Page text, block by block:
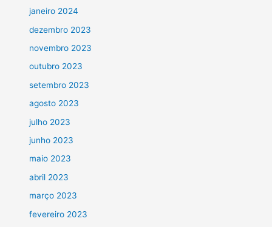
janeiro 2024
dezembro 2023
novembro 2023
outubro 2023
setembro 2023
agosto 2023
julho 2023
junho 2023
maio 2023
abril 2023
março 2023
fevereiro 2023